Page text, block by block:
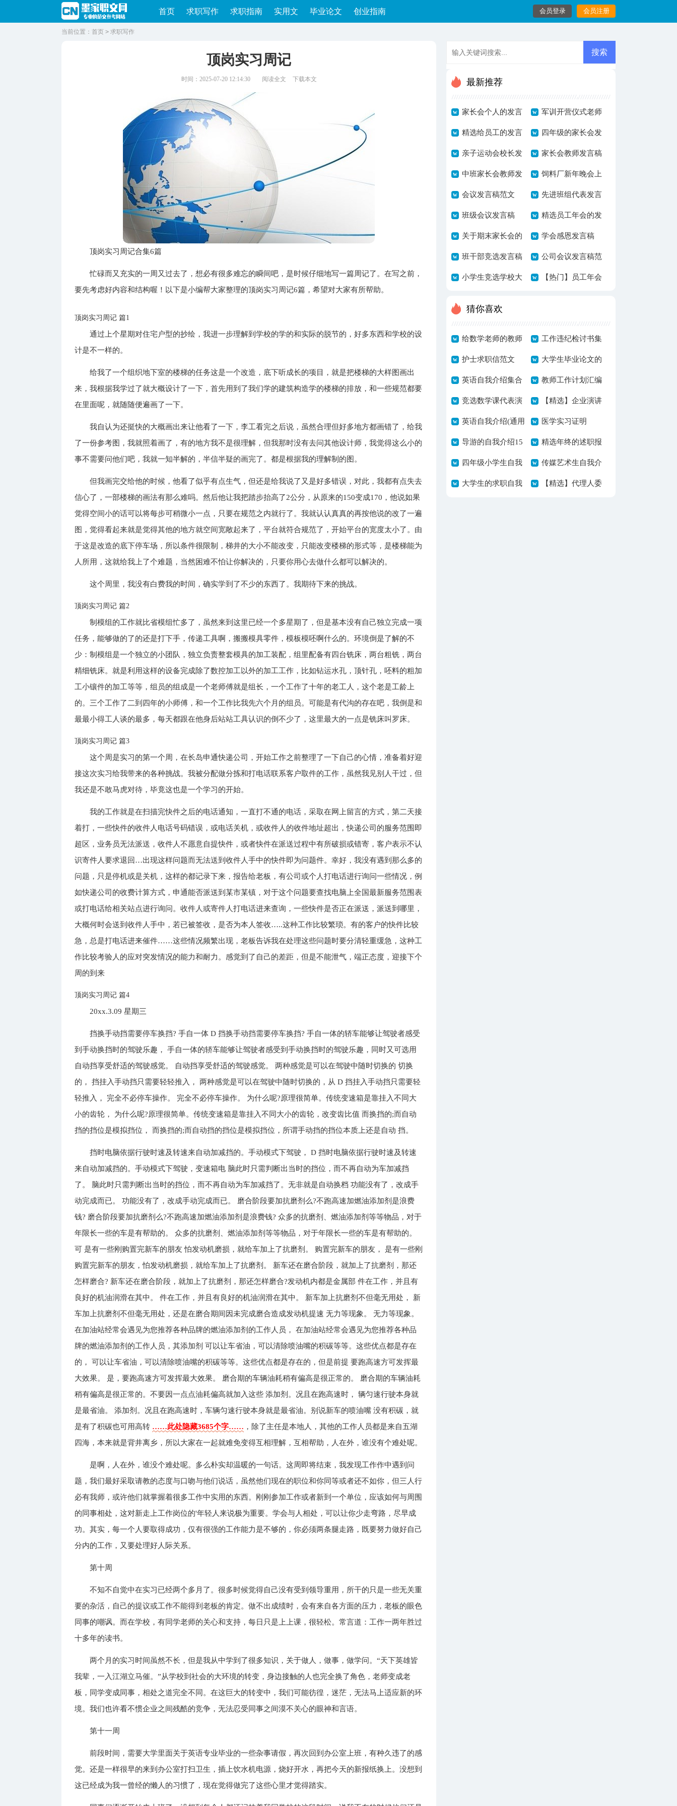
首页 求职写作 求职指南 实用文 毕业论文 创业指南 会员登录 会员注册
当前位置： 首页 > 求职写作
顶岗实习周记
时间：2025-07-20 12:14:30 阅读全文 下载本文
顶岗实习周记合集6篇
忙碌而又充实的一周又过去了，想必有很多难忘的瞬间吧，是时候仔细地写一篇周记了。在写之前，
要先考虑好内容和结构喔！以下是小编帮大家整理的顶岗实习周记6篇，希望对大家有所帮助。
顶岗实习周记 篇1
通过上个星期对住宅户型的抄绘，我进一步理解到学校的学的和实际的脱节的，好多东西和学校的设
计是不一样的。
给我了一个组织地下室的楼梯的任务这是一个改造，底下听成长的项目，就是把楼梯的大样图画出
来，我根据我学过了就大概设计了一下，首先用到了我们学的建筑构造学的楼梯的排放，和一些规范都要
在里面呢，就随随便遍画了一下。
我自认为还挺快的大概画出来让他看了一下，李工看完之后说，虽然合理但好多地方都画错了，给我
了一份参考图，我就照着画了，有的地方我不是很理解，但我那时没有去问其他设计师，我觉得这么小的
事不需要问他们吧，我就一知半解的，半信半疑的画完了。都是根据我的理解制的图。
但我画完交给他的时候，他看了似乎有点生气，但还是给我说了又是好多错误，对此，我都有点失去
信心了，一部楼梯的画法有那么难吗。然后他让我把踏步抬高了2公分，从原来的150变成170，他说如果
觉得空间小的话可以将每步可稍微小一点，只要在规范之内就行了。我就认认真真的再按他说的改了一遍
图，觉得看起来就是觉得其他的地方就空间宽敞起来了，平台就符合规范了，开始平台的宽度太小了。由
于这是改造的底下停车场，所以条件很限制，梯井的大小不能改变，只能改变楼梯的形式等，是楼梯能为
人所用，这就给我上了个难题，当然困难不怕让你解决的，只要你用心去做什么都可以解决的。
这个周里，我没有白费我的时间，确实学到了不少的东西了。我期待下来的挑战。
顶岗实习周记 篇2
制模组的工作就比省模组忙多了，虽然来到这里已经一个多星期了，但是基本没有自己独立完成一项
任务，能够做的了的还是打下手，传递工具啊，搬搬模具零件，模板模呸啊什么的。环境倒是了解的不
少：制模组是一个独立的小团队，独立负责整套模具的加工装配，组里配备有四台铣床，两台粗铣，两台
精细铣床。就是利用这样的设备完成除了数控加工以外的加工工作，比如钻运水孔，顶针孔，呸料的粗加
工小镶件的加工等等，组员的组成是一个老师傅就是组长，一个工作了十年的老工人，这个老是工龄上
的。三个工作了二到四年的小师傅，和一个工作比我先六个月的组员。可能是有代沟的存在吧，我倒是和
最最小得工人谈的最多，每天都跟在他身后站站工具认识的倒不少了，这里最大的一点是铣床叫罗床。
顶岗实习周记 篇3
这个周是实习的第一个周，在长岛申通快递公司，开始工作之前整理了一下自己的心情，准备着好迎
接这次实习给我带来的各种挑战。我被分配做分拣和打电话联系客户取件的工作，虽然我见别人干过，但
我还是不敢马虎对待，毕竟这也是一个学习的开始。
我的工作就是在扫描完快件之后的电话通知，一直打不通的电话，采取在网上留言的方式，第二天接
着打，一些快件的收件人电话号码错误，或电话关机，或收件人的收件地址超出，快递公司的服务范围即
超区，业务员无法派送，收件人不愿意自提快件，或者快件在派送过程中有所破损或错寄，客户表示不认
识寄件人要求退回…出现这样问题而无法送到收件人手中的快件即为问题件。幸好，我没有遇到那么多的
问题，只是停机或是关机，这样的都记录下来，报告给老板，有公司或个人打电话进行询问一些情况，例
如快递公司的收费计算方式，申通能否派送到某市某镇，对于这个问题要查找电脑上全国最新服务范围表
或打电话给相关站点进行询问。收件人或寄件人打电话进来查询，一些快件是否正在派送，派送到哪里，
大概何时会送到收件人手中，若已被签收，是否为本人签收…..这种工作比较繁琐。有的客户的快件比较
急，总是打电话进来催件……这些情况频繁出现，老板告诉我在处理这些问题时要分清轻重缓急，这种工
作比较考验人的应对突发情况的能力和耐力。感觉到了自己的差距，但是不能泄气，端正态度，迎接下个
周的到来
顶岗实习周记 篇4
20xx.3.09 星期三
挡换手动挡需要停车换挡? 手自一体 D 挡换手动挡需要停车换挡? 手自一体的轿车能够让驾驶者感受
到手动换挡时的驾驶乐趣， 手自一体的轿车能够让驾驶者感受到手动换挡时的驾驶乐趣，同时又可选用
自动挡享受舒适的驾驶感觉。 自动挡享受舒适的驾驶感觉。 两种感觉是可以在驾驶中随时切换的 切换
的， 挡挂入手动挡只需要轻轻推入， 两种感觉是可以在驾驶中随时切换的，从 D 挡挂入手动挡只需要轻
轻推入， 完全不必停车操作。 完全不必停车操作。 为什么呢?原理很简单。传统变速箱是靠挂入不同大
小的齿轮， 为什么呢?原理很简单。传统变速箱是靠挂入不同大小的齿轮，改变齿比值 而换挡的;而自动
挡的挡位是模拟挡位， 而换挡的;而自动挡的挡位是模拟挡位，所谓手动挡的挡位本质上还是自动 挡。
挡时电脑依据行驶时速及转速来自动加减挡的。手动模式下驾驶， D 挡时电脑依据行驶时速及转速
来自动加减挡的。手动模式下驾驶，变速箱电 脑此时只需判断出当时的挡位，而不再自动为车加减挡
了。 脑此时只需判断出当时的挡位，而不再自动为车加减挡了。无非就是自动换档 功能没有了，改成手
动完成而已。 功能没有了，改成手动完成而已。 磨合阶段要加抗磨剂么?不跑高速加燃油添加剂是浪费
钱? 磨合阶段要加抗磨剂么?不跑高速加燃油添加剂是浪费钱? 众多的抗磨剂、燃油添加剂等等物品，对于
年限长一些的车是有帮助的。 众多的抗磨剂、燃油添加剂等等物品，对于年限长一些的车是有帮助的。
可 是有一些刚购置完新车的朋友 怕发动机磨损，就给车加上了抗磨剂。 购置完新车的朋友， 是有一些刚
购置完新车的朋友，怕发动机磨损，就给车加上了抗磨剂。 新车还在磨合阶段，就加上了抗磨剂，那还
怎样磨合? 新车还在磨合阶段，就加上了抗磨剂，那还怎样磨合?发动机内都是金属部 件在工作，并且有
良好的机油润滑在其中。 件在工作，并且有良好的机油润滑在其中。 新车加上抗磨剂不但毫无用处， 新
车加上抗磨剂不但毫无用处，还是在磨合期间因未完成磨合造成发动机提速 无力等现象。 无力等现象。
在加油站经常会遇见为您推荐各种品牌的燃油添加剂的工作人员， 在加油站经常会遇见为您推荐各种品
牌的燃油添加剂的工作人员，其添加剂 可以让车省油，可以清除喷油嘴的积碳等等。这些优点都是存在
的， 可以让车省油，可以清除喷油嘴的积碳等等。这些优点都是存在的，但是前提 要跑高速方可发挥最
大效果。 是，要跑高速方可发挥最大效果。 磨合期的车辆油耗稍有偏高是很正常的。 磨合期的车辆油耗
稍有偏高是很正常的。不要因一点点油耗偏高就加入这些 添加剂。况且在跑高速时， 辆匀速行驶本身就
是最省油。 添加剂。况且在跑高速时，车辆匀速行驶本身就是最省油。别说新车的喷油嘴 没有积碳，就
是有了积碳也可用高转 ……此处隐藏3685个字…… ，除了主任是本地人，其他的工作人员都是来自五湖
四海，本来就是背井离乡，所以大家在一起就难免变得互相理解，互相帮助，人在外，谁没有个难处呢。
是啊，人在外，谁没个难处呢。多么朴实却温暖的一句话。这周即将结束，我发现工作作中遇到问
题，我们最好采取请教的态度与口吻与他们说话，虽然他们现在的职位和你同等或者还不如你，但三人行
必有我师，或许他们就掌握着很多工作中实用的东西。刚刚参加工作或者新到一个单位，应该如何与周围
的同事相处，这对新走上工作岗位的'年轻人来说极为重要。学会与人相处，可以让你少走弯路，尽早成
功。其实，每一个人要取得成功，仅有很强的工作能力是不够的，你必须两条腿走路，既要努力做好自己
分内的工作，又要处理好人际关系。
第十周
不知不自觉中在实习已经两个多月了。很多时候觉得自己没有受到领导重用，所干的只是一些无关重
要的杂活，自己的提议或工作不能得到老板的肯定。做不出成绩时，会有来自各方面的压力，老板的眼色
同事的嘲讽。而在学校，有同学老师的关心和支持，每日只是上上课，很轻松。常言道：工作一两年胜过
十多年的读书。
两个月的实习时间虽然不长，但是我从中学到了很多知识，关于做人，做事，做学问。“天下英雄皆
我辈，一入江湖立马催。”从学校到社会的大环境的转变，身边接触的人也完全换了角色，老师变成老
板，同学变成同事，相处之道完全不同。在这巨大的转变中，我们可能彷徨，迷茫，无法马上适应新的环
境。我们也许看不惯企业之间残酷的竞争，无法忍受同事之间漠不关心的眼神和言语。
第十一周
前段时间，需要大学里面关于英语专业毕业的一些杂事请假，再次回到办公室上班，有种久违了的感
觉。还是一样很早的来到办公室打扫卫生，插上饮水机电源，烧好开水，再把今天的新报纸换上。没想到
这已经成为我一曾经的懒人的习惯了，现在觉得做完了这些心里才觉得踏实。
最新推荐
家长会个人的发言
稿3篇
军训开营仪式老师
发言稿
精选给员工的发言
稿范文八篇
四年级的家长会发
言稿
亲子运动会校长发
言稿
家长会教师发言稿
中班家长会教师发
言稿
饲料厂新年晚会上
的发言稿范文
会议发言稿范文 先进班组代表发言
稿
班级会议发言稿 精选员工年会的发
言稿范文汇编九篇
关于期末家长会的
发言稿
学会感恩发言稿
班干部竞选发言稿
15篇
公司会议发言稿范
文
小学生竞选学校大 【热门】员工年会
猜你喜欢
给数学老师的教师
节祝福语15篇
工作违纪检讨书集
锦15篇
护士求职信范文 大学生毕业论文的
致谢词
英语自我介绍集合
10篇
教师工作计划汇编
15篇
竞选数学课代表演
讲稿
【精选】企业演讲
稿模板七篇
英语自我介绍(通用
7篇)
医学实习证明
导游的自我介绍15
篇
精选年终的述职报
告集锦7篇
四年级小学生自我
介绍14篇
传媒艺术生自我介
绍
大学生的求职自我 【精选】代理人委